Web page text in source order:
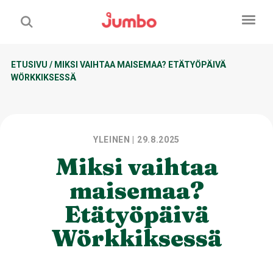
ETUSIVU / MIKSI VAIHTAA MAISEMAA? ETÄTYÖPÄIVÄ
WÖRKKIKSESSÄ
YLEINEN | 29.8.2025
Miksi vaihtaa
maisemaa?
Etätyöpäivä
Wörkkiksessä